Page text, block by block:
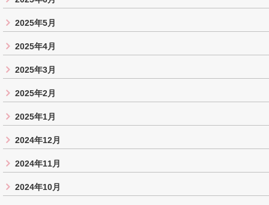
2025年5月
2025年4月
2025年3月
2025年2月
2025年1月
2024年12月
2024年11月
2024年10月